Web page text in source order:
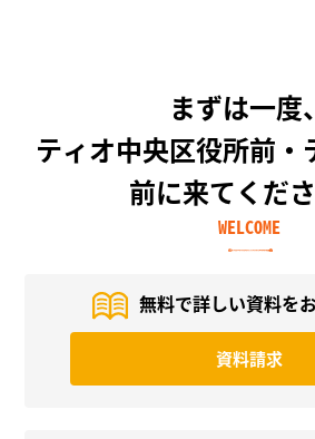
まずは一度、
ティオ中央区役所前・
前に来てくだ
WELCOME
無料で詳しい資料を
資料請求